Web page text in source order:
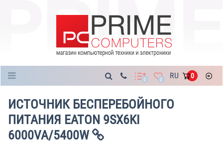
0 0 RU 0
ИСТОЧНИК БЕСПЕРЕБОЙНОГО
ПИТАНИЯ EATON 9SX6KI
6000VA/5400W